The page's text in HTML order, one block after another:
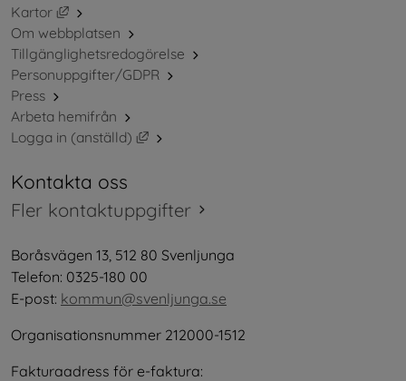
Kartor
Länk till annan webbplats, öppnas i nytt fönster.
Om webbplatsen
Tillgänglighetsredogörelse
Personuppgifter/GDPR
Press
Arbeta hemifrån
Logga in (anställd)
Länk till annan webbplats, öppnas i nytt
Kontakta oss
Fler kontaktuppgifter
Boråsvägen 13, 512 80 Svenljunga
Telefon: 0325-180 00
E-post: kommun@svenljunga.se
Organisationsnummer 212000-1512
Fakturaadress för e-faktura: